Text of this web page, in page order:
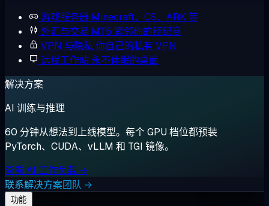
游戏服务器 Minecraft、CS、ARK 等
外汇与交易 MT5 紧邻你的经纪商
VPN 与隐私 你自己的私有 VPN
远程工作站 永不休眠的桌面
解决方案
AI 训练与推理
60 分钟从想法到上线模型。每个 GPU 档位都预装
PyTorch、CUDA、vLLM 和 TGI 镜像。
查看 AI 工作负载 →
联系解决方案团队 →